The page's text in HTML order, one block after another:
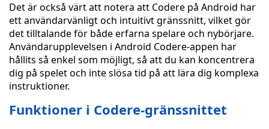
Det är också värt att notera att Codere på Android har
ett användarvänligt och intuitivt gränssnitt, vilket gör
det tilltalande för både erfarna spelare och nybörjare.
Användarupplevelsen i Android Codere-appen har
hållits så enkel som möjligt, så att du kan koncentrera
dig på spelet och inte slösa tid på att lära dig komplexa
instruktioner.
Funktioner i Codere-gränssnittet